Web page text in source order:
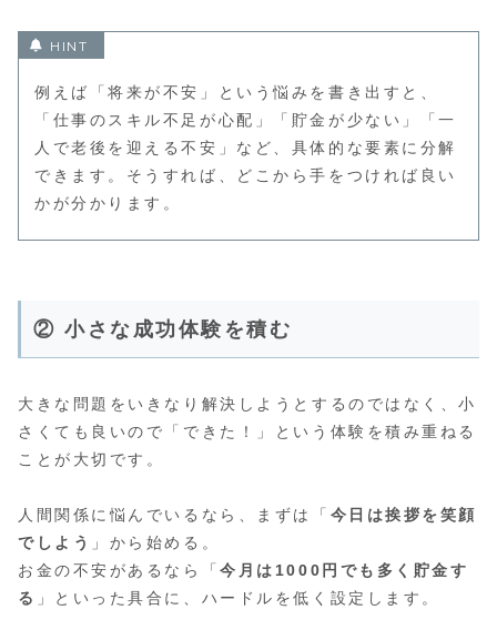
例えば「将来が不安」という悩みを書き出すと、
「仕事のスキル不足が心配」「貯金が少ない」「一
人で老後を迎える不安」など、具体的な要素に分解
できます。そうすれば、どこから手をつければ良い
かが分かります。
② 小さな成功体験を積む
大きな問題をいきなり解決しようとするのではなく、小
さくても良いので「できた！」という体験を積み重ねる
ことが大切です。
人間関係に悩んでいるなら、まずは「 今日は挨拶を笑顔
でしよう
」から始める。
お金の不安があるなら「今月は1000円でも多く貯金す
る 」といった具合に、ハードルを低く設定します。